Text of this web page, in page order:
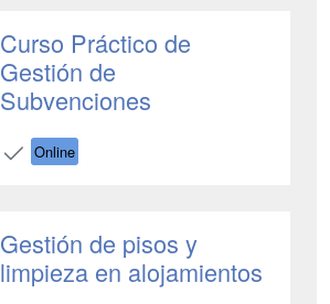
Curso Práctico de
Gestión de
Subvenciones
Online
Gestión de pisos y
limpieza en alojamientos